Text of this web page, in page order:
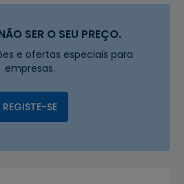
SER O SEU PREÇO.
e ofertas especiais para
empresas.
REGISTE-SE